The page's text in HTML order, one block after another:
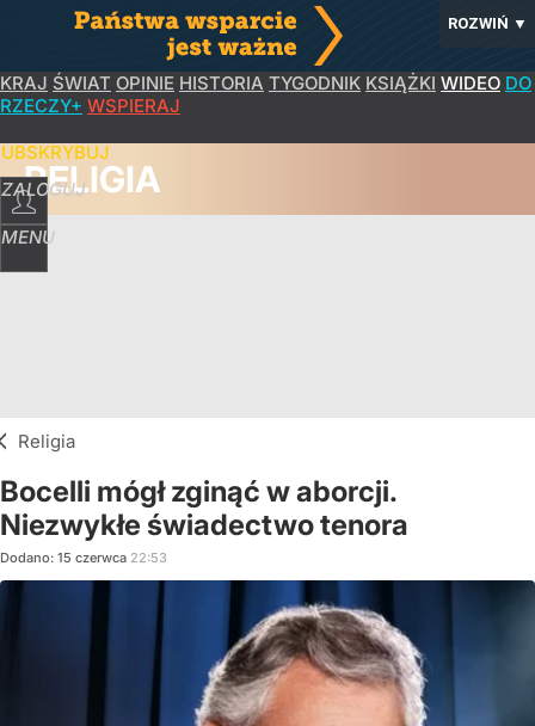
ROZWIŃ ▼
KRAJ ŚWIAT OPINIE HISTORIA TYGODNIK KSIĄŻKI WIDEO DO
RZECZY+ WSPIERAJ
ZALOGUJ
MENU
RELIGIA
Religia
Bocelli mógł zginąć w aborcji.
Niezwykłe świadectwo tenora
Dodano: 15 czerwca 22:53